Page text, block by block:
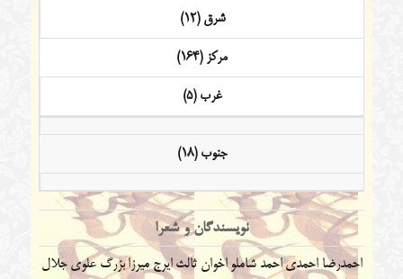
شرق (12)
مرکز (164)
غرب (5)
جنوب (18)
نویسندگان و شعرا
احمدرضا احمدیاحمد شاملو اخوان ثالث ایرج میرزابزرگ علوی جلال